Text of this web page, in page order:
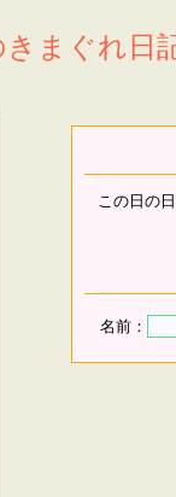
きまぐれ日
この日の
名前：